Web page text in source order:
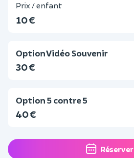
Prix / enfant
10 €
Option Vidéo Souvenir
30 €
Option 5 contre 5
40 €
Réserver